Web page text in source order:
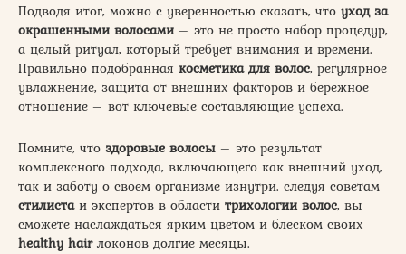
Подводя итог, можно с уверенностью сказать, что уход за
окрашенными волосами– это не просто набор процедур,
а целый ритуал, который требует внимания и времени.
Правильно подобранная косметика для волос, регулярное
увлажнение, защита от внешних факторов и бережное
отношение – вот ключевые составляющие успеха.
Помните, что здоровые волосы – это результат
комплексного подхода, включающего как внешний уход,
так и заботу о своем организме изнутри. следуя советам
стилистаи экспертов в области трихологии волос, вы
сможете наслаждаться ярким цветом и блеском своих
healthy hairлоконов долгие месяцы.